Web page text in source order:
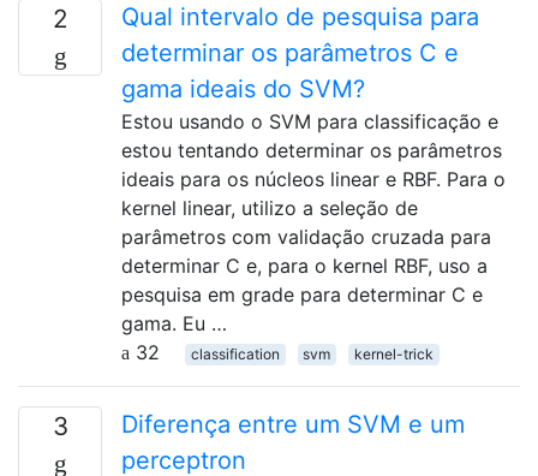
2
Qual intervalo de pesquisa para
determinar os parâmetros C e
gama ideais do SVM?
Estou usando o SVM para classificação e
estou tentando determinar os parâmetros
ideais para os núcleos linear e RBF. Para o
kernel linear, utilizo a seleção de
parâmetros com validação cruzada para
determinar C e, para o kernel RBF, uso a
pesquisa em grade para determinar C e
gama. Eu …
32
classification svm kernel-trick
3
Diferença entre um SVM e um
perceptron